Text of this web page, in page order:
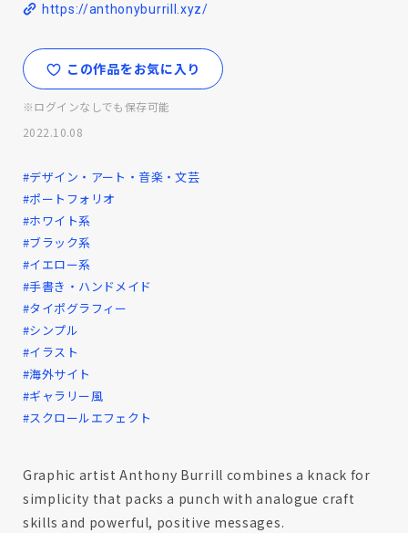
https://anthonyburrill.xyz/
この作品をお気に入り
※ログインなしでも保存可能
2022.10.08
#デザイン・アート・音楽・文芸
#ポートフォリオ
#ホワイト系
#ブラック系
#イエロー系
#手書き・ハンドメイド
#タイポグラフィー
#シンプル
#イラスト
#海外サイト
#ギャラリー風
#スクロールエフェクト
Graphic artist Anthony Burrill combines a knack for
simplicity that packs a punch with analogue craft
skills and powerful, positive messages.